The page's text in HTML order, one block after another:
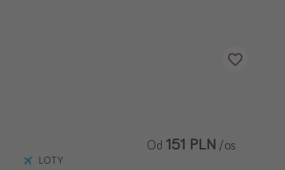
LOTY
Od 151 PLN /os